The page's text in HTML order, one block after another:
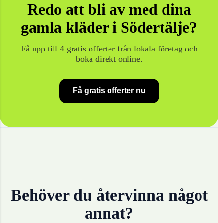
Redo att bli av med dina
gamla kläderi Södertälje?
Få upp till 4 gratis offerter från lokala företag och
boka direkt online.
Få gratis offerter nu
Behöver du återvinna något
annat?